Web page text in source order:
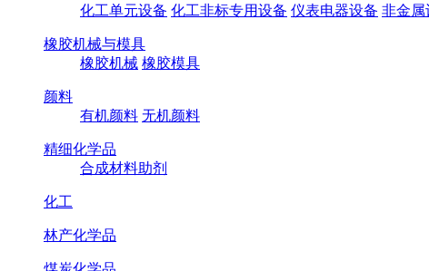
化工单元设备 化工非标专用设备 仪表电器设备 非金属
橡胶机械与模具
橡胶机械 橡胶模具
颜料
有机颜料 无机颜料
精细化学品
合成材料助剂
化工
林产化学品